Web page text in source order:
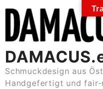
content
Schmuckdesign aus
Handgefertigt und fair-